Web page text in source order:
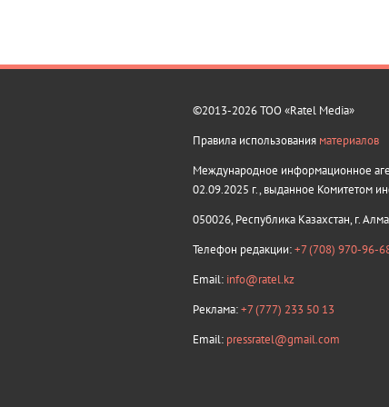
©2013-2026 ТОО «Ratel Media»
Правила использования материалов
Международное информационное
02.09.2025 г., выданное Комитетом
050026, Республика Казахстан, г.
Телефон редакции:+7 (708) 970-96-
Email: info@ratel.kz
Реклама:+7 (777) 233 50 13
Email: pressratel@gmail.com